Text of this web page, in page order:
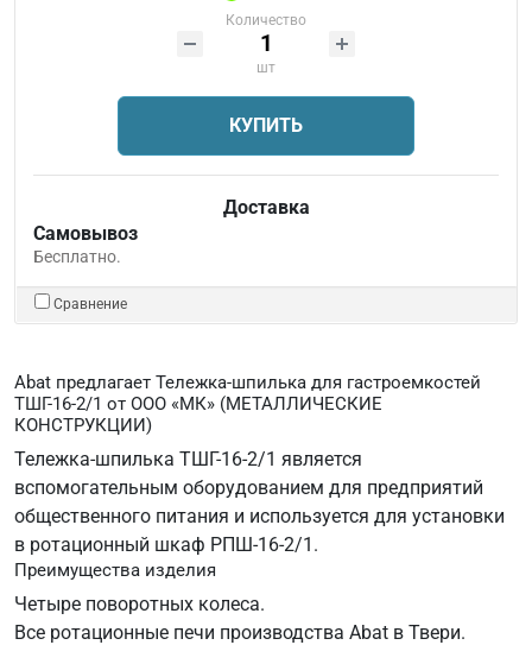
Количество
шт
КУПИТЬ
Доставка
Самовывоз
Бесплатно.
Сравнение
Abat предлагает Тележка-шпилька для гастроемкостей
ТШГ-16-2/1 от ООО «МК» (МЕТАЛЛИЧЕСКИЕ
КОНСТРУКЦИИ)
Тележка-шпилька ТШГ-16-2/1 является
вспомогательным оборудованием для предприятий
общественного питания и используется для установки
в ротационный шкаф РПШ-16-2/1.
Преимущества изделия
Четыре поворотных колеса.
Все ротационные печи производства Abat в Твери.